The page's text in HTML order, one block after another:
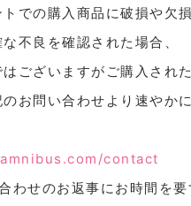
での購入商品に破損や欠
不良を確認された場合、
ございますがご購入され
のお問い合わせより速やか
contact
わせのお返事にお時間を